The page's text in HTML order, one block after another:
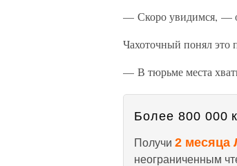
— Скоро увидимся, —
Чахоточный понял это
— В тюрьме места
Более 800 000
Получи 2 месяца
неограниченным